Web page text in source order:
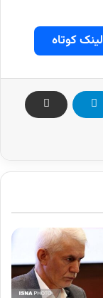
لینک کوتاه